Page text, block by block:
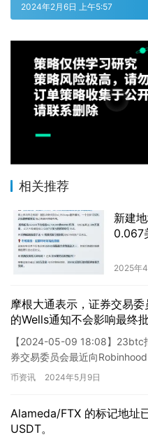
2024年2月6日 上午5:57
相关推荐
新建
0.067
2025年
摩根大通表示，证券交易
的Wells通知不会影响最终
（ETF）。
【2024-05-09 18:08】23btc
券交易委员会最近向
止现货以太坊ETF的最…
币资讯 2024年5月9日
Alameda/FTX 的标记地址
USDT。